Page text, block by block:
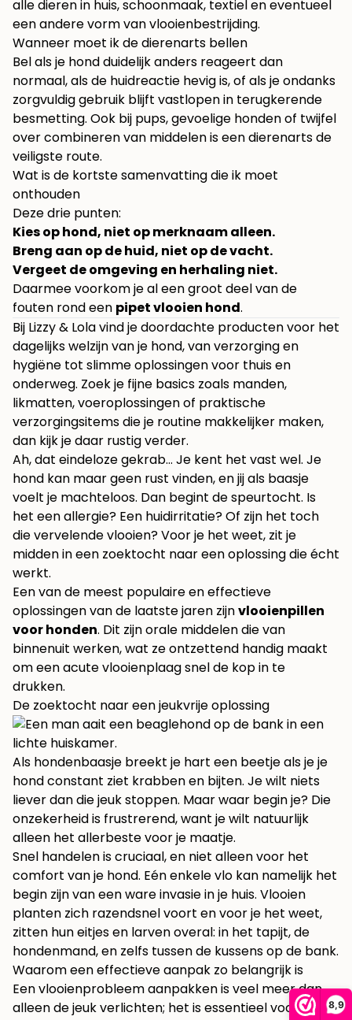
8,9
alle dieren in huis, schoonmaak, textiel en eventueel
een andere vorm van vlooienbestrijding.
Wanneer moet ik de dierenarts bellen
Bel als je hond duidelijk anders reageert dan
normaal, als de huidreactie hevig is, of als je ondanks
zorgvuldig gebruik blijft vastlopen in terugkerende
besmetting. Ook bij pups, gevoelige honden of twijfel
over combineren van middelen is een dierenarts de
veiligste route.
Wat is de kortste samenvatting die ik moet
onthouden
Deze drie punten:
Kies op hond, niet op merknaam alleen.
Breng aan op de huid, niet op de vacht.
Vergeet de omgeving en herhaling niet.
Daarmee voorkom je al een groot deel van de
fouten rond een pipet vlooien hond.
Bij Lizzy & Lolavind je doordachte producten voor het
dagelijks welzijn van je hond, van verzorging en
hygiëne tot slimme oplossingen voor thuis en
onderweg. Zoek je fijne basics zoals manden,
likmatten, voeroplossingen of praktische
verzorgingsitems die je routine makkelijker maken,
dan kijk je daar rustig verder.
Ah, dat eindeloze gekrab… Je kent het vast wel. Je
hond kan maar geen rust vinden, en jij als baasje
voelt je machteloos. Dan begint de speurtocht. Is
het een allergie? Een huidirritatie? Of zijn het toch
die vervelende vlooien? Voor je het weet, zit je
midden in een zoektocht naar een oplossing die écht
werkt.
Een van de meest populaire en effectieve
oplossingen van de laatste jaren zijnvlooienpillen
voor honden. Dit zijn orale middelen die van
binnenuit werken, wat ze ontzettend handig maakt
om een acute vlooienplaag snel de kop in te
drukken.
De zoektocht naar een jeukvrije oplossing
Als hondenbaasje breekt je hart een beetje als je je
hond constant ziet krabben en bijten. Je wilt niets
liever dan die jeuk stoppen. Maar waar begin je? Die
onzekerheid is frustrerend, want je wilt natuurlijk
alleen het allerbeste voor je maatje.
Snel handelen is cruciaal, en niet alleen voor het
comfort van je hond. Eén enkele vlo kan namelijk het
begin zijn van een ware invasie in je huis. Vlooien
planten zich razendsnel voort en voor je het weet,
zitten hun eitjes en larven overal: in het tapijt, de
hondenmand, en zelfs tussen de kussens op de bank.
Waarom een effectieve aanpak zo belangrijk is
Een vlooienprobleem aanpakken is veel meer dan
alleen de jeuk verlichten; het is essentieel voor de